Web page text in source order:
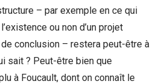
– par exemple en ce qui
ou non d’un projet
conclusion – restera peut-être à
sait ? Peut-être bien que
à Foucault, dont on connaît le